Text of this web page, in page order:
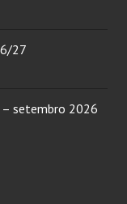
27
setembro 2026